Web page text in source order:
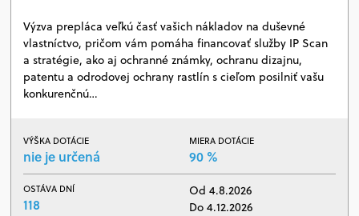
Výzva prepláca veľkú časť vašich nákladov na duševné
vlastníctvo, pričom vám pomáha financovať služby IP Scan
a stratégie, ako aj ochranné známky, ochranu dizajnu,
patentu a odrodovej ochrany rastlín s cieľom posilniť vašu
konkurenčnú…
VÝŠKA DOTÁCIE
nie je určená
MIERA DOTÁCIE
90 %
OSTÁVA DNÍ
118
Od 4.8.2026
Do 4.12.2026